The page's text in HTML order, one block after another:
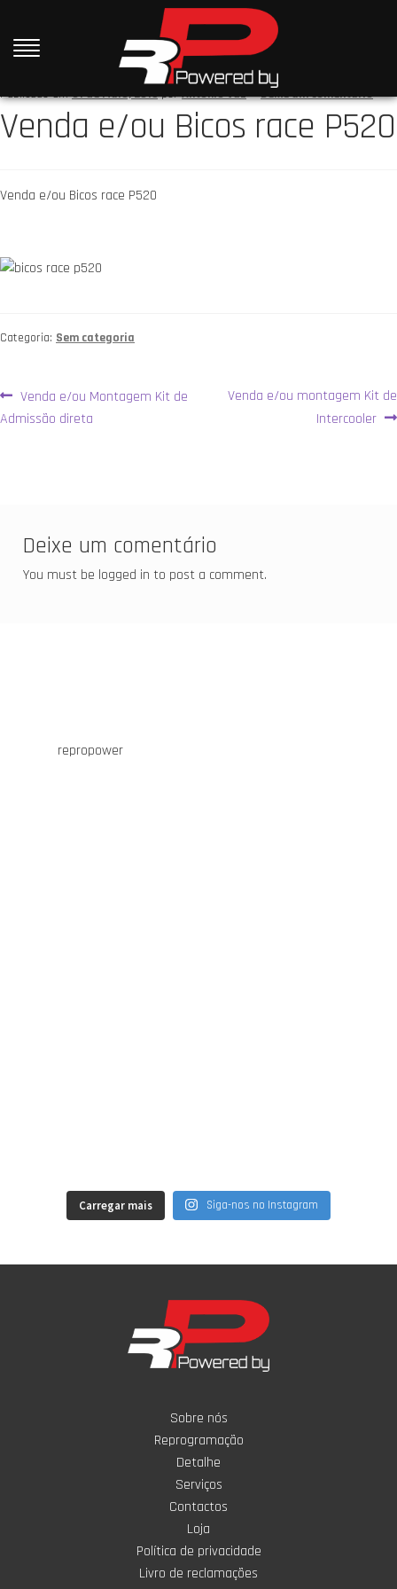
Publicado em31 de Maio, 2015 porAntónio Vaz —Deixe um comentário
Venda e/ou Bicos race P520
Venda e/ou Bicos race P520
Categoria: Sem categoria
Navegação
de
Artigo
anterior:
Venda e/ou Montagem Kit de
Admissão direta
Artigo
Venda e/ou montagem Kit de
Intercooler
Deixe um comentário
You must be logged in to post a comment.
repropower
Carregar mais Siga-nos no Instagram
Sobre nós
Reprogramação
Detalhe
Serviços
Contactos
Loja
Política de privacidade
Livro de reclamações